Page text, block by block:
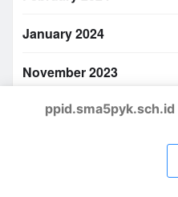
January 2024
November 2023
October 2023
ppid.sma5pyk.sch.id